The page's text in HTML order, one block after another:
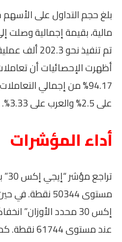
أظهرت الإحصائيات أن
94.17% من إجمالي
على 2.5% والعرب على 3.33%.
أداء المؤشرات
مستوى 50344
عند مستوى